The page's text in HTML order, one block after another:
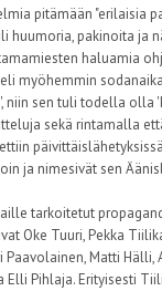
pitämään "erilaisia
pakinoita ja
haluamia
myöhemmin
sen tuli todella olla
sekä rintamalla
ja nimesivät sen
tarkoitetut
Oke Tuuri, Pekka
Matti Hälli,
Elli Pihlaja. Erityisesti